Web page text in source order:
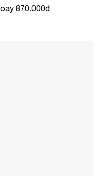
870.000đ